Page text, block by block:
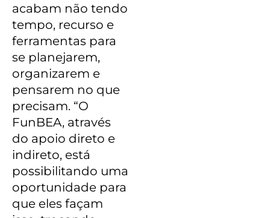
acabam não tendo
tempo, recurso e
ferramentas para
se planejarem,
organizarem e
pensarem no que
precisam. “O
FunBEA, através
do apoio direto e
indireto, está
possibilitando uma
oportunidade para
que eles façam